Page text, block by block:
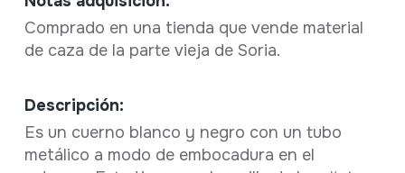
Comprado en una tienda que vende material
de caza de la parte vieja de Soria.
Descripción:
Es un cuerno blanco y negro con un tubo
metálico a modo de embocadura en el